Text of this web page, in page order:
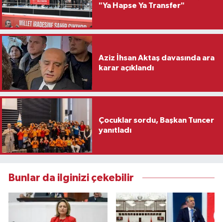
"Ya Hapse Ya Transfer"
Aziz İhsan Aktaş davasında ara
karar açıklandı
Çocuklar sordu, Başkan Tuncer
yanıtladı
Bunlar da ilginizi çekebilir